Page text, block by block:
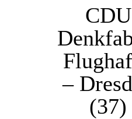
CDU
–
(37)